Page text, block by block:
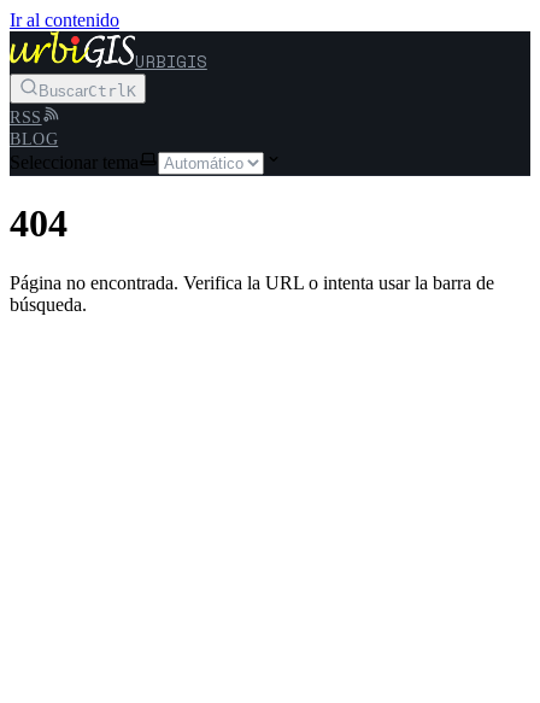
Ir al contenido
URBIGIS
BuscarCtrlK
RSS
BLOG
Seleccionar tema
404
Página no encontrada. Verifica la URL o intenta usar la barra de
búsqueda.